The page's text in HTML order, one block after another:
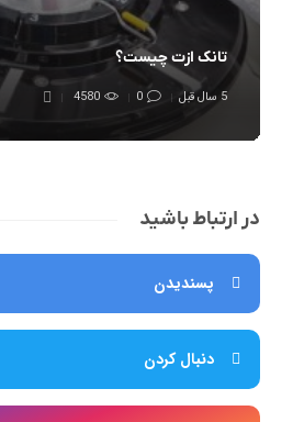
تانک ازت چیست؟
5 سال قبل 0
4580
در ارتباط باشید
پسندیدن
دنبال کردن